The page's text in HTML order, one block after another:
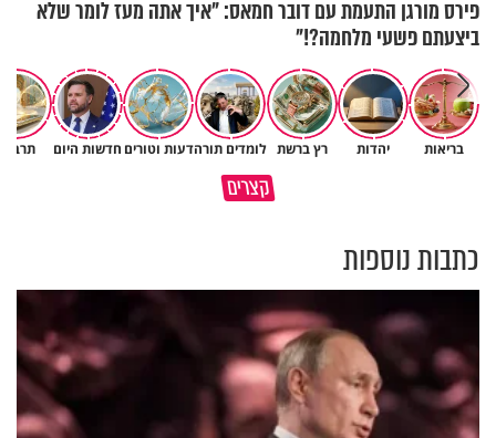
פירס מורגן התעמת עם דובר חמאס: "איך אתה מעז לומר שלא
ביצעתם פשעי מלחמה?!"
בריאות יהדות רץ ברשת לומדים תורהדעות וטורים חדשות היום
קצריםמדוע האמונה נמשלה למלח?
גם ׳הרע׳ זה הרחמים של בורא
כתבות נוספות